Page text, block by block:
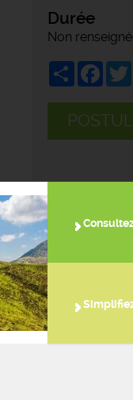
Durée
Non
Share